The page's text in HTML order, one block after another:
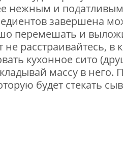
нежным и
завершена
перемешать и
не расстраивайтесь, в
кухонное сито
массу в него.
будет стекать